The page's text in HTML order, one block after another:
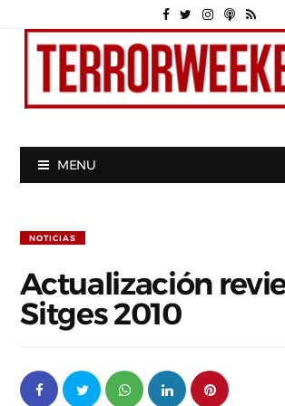
MENU
NOTICIAS
Actualización
Sitges 2010